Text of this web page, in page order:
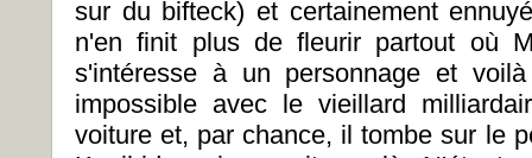
sur du bifteck) et certainement
n'en finit plus de fleurir partout où
s'intéresse à un personnage et
impossible avec le vieillard
voiture et, par chance, il tombe sur le